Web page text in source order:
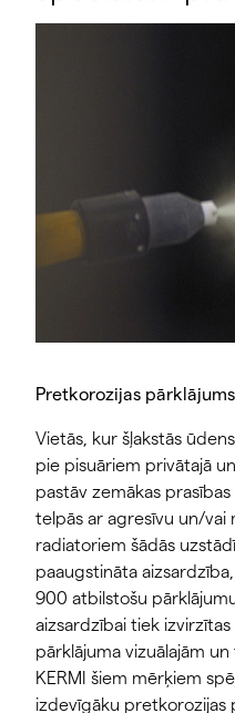
Pretkorozijas pārklājums
Vietās, kur šļakstās
pie pisuāriem privātajā
pastāv zemākas
telpās ar agresīvu un/vai
radiatoriem šādās
paaugstināta
900 atbilstošu
aizsardzībai tiek izvirzītas
pārklājuma vizuālajām
KERMI šiem mērķiem
izdevīgāku pretkorozijas